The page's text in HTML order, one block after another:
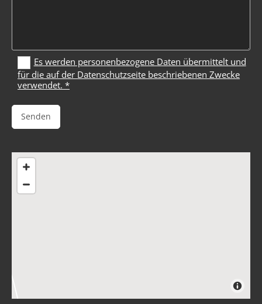
Es werden personenbezogene Daten übermittelt und
für die auf der Datenschutzseite beschriebenen Zwecke
verwendet. *